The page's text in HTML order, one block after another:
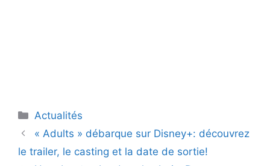
Catégories
Actualités
« Adults » débarque sur Disney+: découvrez
le trailer, le casting et la date de sortie!